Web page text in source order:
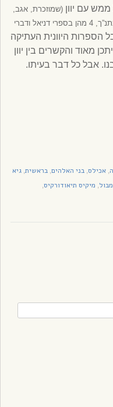
ממש עם יוון(שמוזכרת, אגב,
לראשונה בפרשת נח, ועוד 6 פעמים בלבד בתנ”ך, 4 מהן בספרי דניאל ודברי
הספרות היוונית העתיקה
מאוד והקשרים בין יוון
אבל כל דבר בעיתו.
,אכילס,בני האלהים,בראשית,גיא
מבול, מיקיס תיאודורקיס,